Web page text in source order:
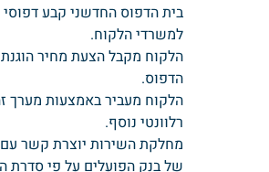
בית הדפוס החדשני קבע
למשרדי הלקוח.
הלקוח מקבל הצעת מחיר
הדפוס.
הלקוח מעביר באמצעות מערך
רלוונטי נוסף.
מחלקת השירות יוצרת קשר עם
של בנק הפועלים על פי סדרת